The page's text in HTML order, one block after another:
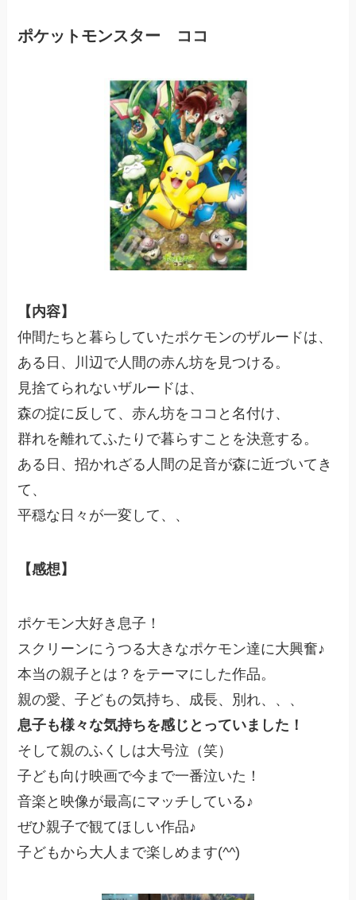
ポケットモンスター ココ
【内容】
仲間たちと暮らしていたポケモンのザルードは、
ある日、川辺で人間の赤ん坊を見つける。
見捨てられないザルードは、
森の掟に反して、赤ん坊をココと名付け、
群れを離れてふたりで暮らすことを決意する。
ある日、招かれざる人間の足音が森に近づいてき
て、
平穏な日々が一変して、、
【感想】
ポケモン大好き息子！
スクリーンにうつる大きなポケモン達に大興奮♪
本当の親子とは？をテーマにした作品。
親の愛、子どもの気持ち、成長、別れ、、、
息子も様々な気持ちを感じとっていました！
そして親のふくしは大号泣（笑）
子ども向け映画で今まで一番泣いた！
音楽と映像が最高にマッチしている♪
ぜひ親子で観てほしい作品♪
子どもから大人まで楽しめます(^^)